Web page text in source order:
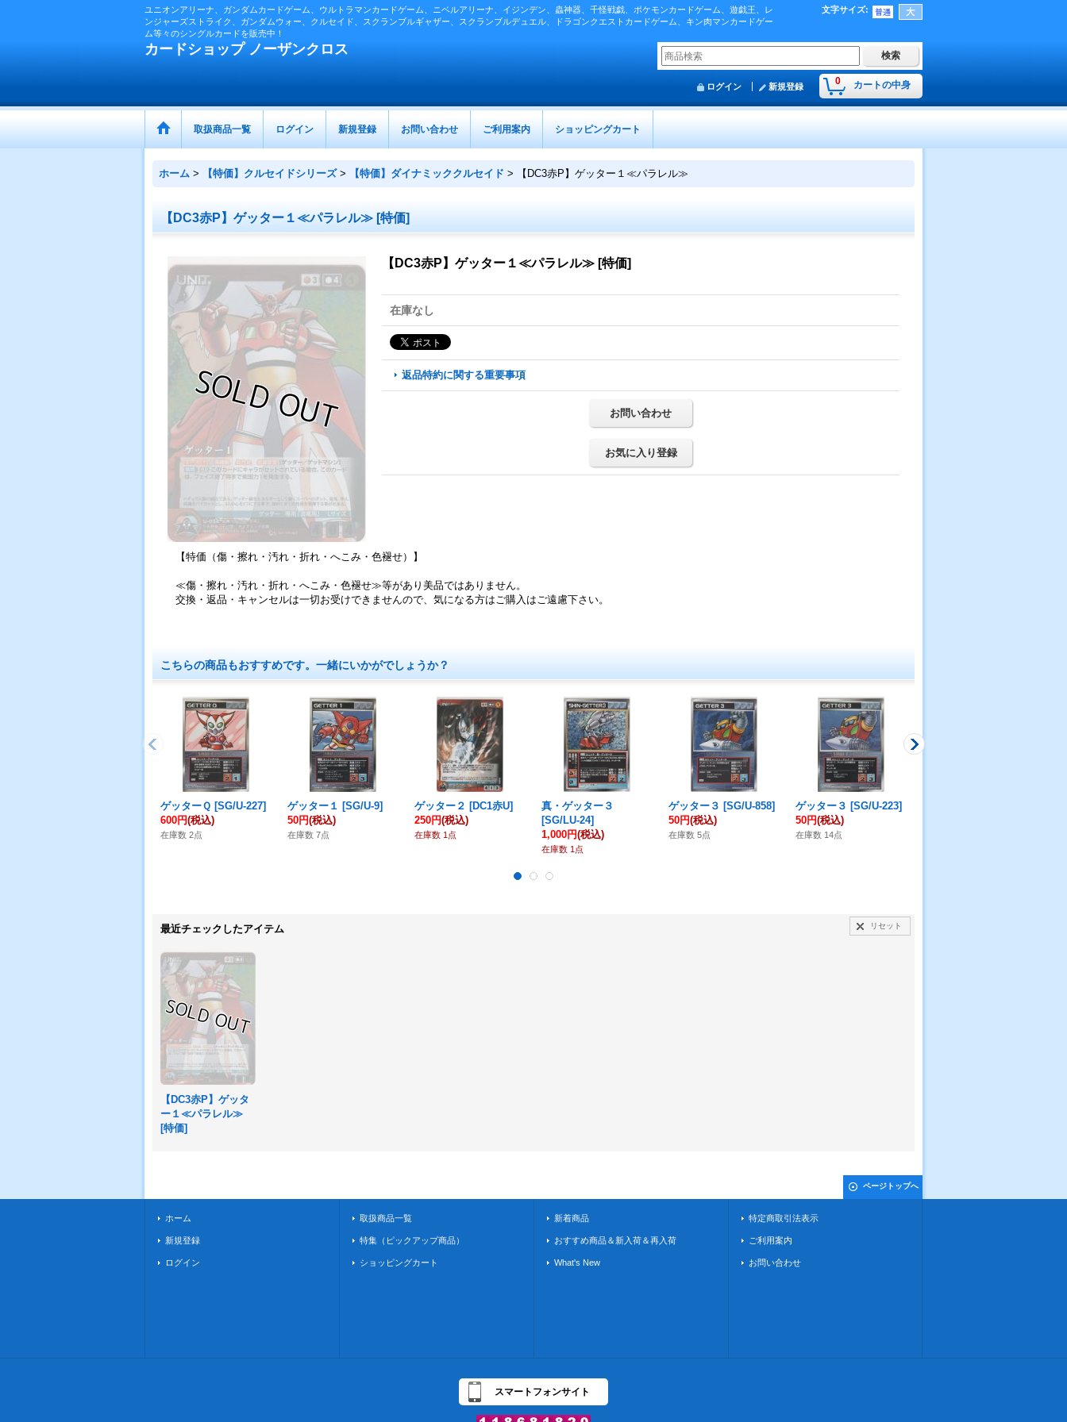
ユニオンアリーナ、ガンダムカードゲーム、ウルトラマンカードゲーム、ニベルアリーナ、イジンデン、蟲神器、千怪戦戯、ポケモンカードゲーム、遊戯王、レ
ンジャーズストライク、ガンダムウォー、クルセイド、スクランブルギャザー、スクランブルデュエル、ドラゴンクエストカードゲーム、キン肉マンカードゲー
ム等々のシングルカードを販売中！
文字サイズ:
カードショップ ノーザンクロス
0 カートの中身
ログイン 新規登録
取扱商品一覧 ログイン 新規登録 お問い合わせ ご利用案内 ショッピングカート
ホーム > 【特価】クルセイドシリーズ > 【特価】ダイナミッククルセイド > 【DC3赤P】ゲッター１≪パラレル≫
【DC3赤P】ゲッター１≪パラレル≫ [特価]
【DC3赤P】ゲッター１≪パラレル≫ [特価]
在庫なし
返品特約に関する重要事項
お問い合わせ
お気に入り登録
【特価（傷・擦れ・汚れ・折れ・へこみ・色褪せ）】
≪傷・擦れ・汚れ・折れ・へこみ・色褪せ≫等があり美品ではありません。
交換・返品・キャンセルは一切お受けできませんので、気になる方はご購入はご遠慮下さい。
こちらの商品もおすすめです。一緒にいかがでしょうか？
ゲッターＱ [SG/U-227]
600円(税込)
在庫数 2点
ゲッター１ [SG/U-9]
50円(税込)
在庫数 7点
ゲッター２ [DC1赤U]
250円(税込)
在庫数 1点
真・ゲッター３
[SG/LU-24]
1,000円(税込)
在庫数 1点
ゲッター３ [SG/U-858]
50円(税込)
在庫数 5点
ゲッター３ [SG/U-223]
50円(税込)
在庫数 14点
最近チェックしたアイテム リセット
【DC3赤P】ゲッタ
ー１≪パラレル≫
[特価]
ページトップへ
ホーム
新規登録
ログイン
取扱商品一覧
特集（ピックアップ商品）
ショッピングカート
新着商品
おすすめ商品＆新入荷＆再入荷
What's New
特定商取引法表示
ご利用案内
お問い合わせ
スマートフォンサイト